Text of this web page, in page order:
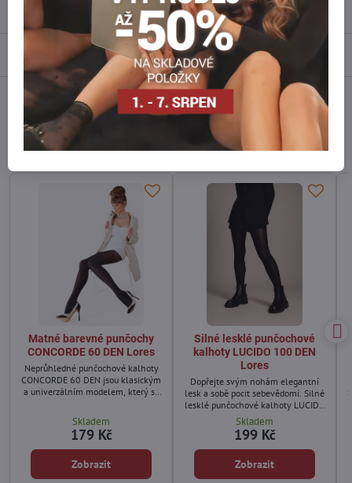
Recenze
Diskuse 0
FacebookTwitterBlueskyPinterestReddit LinkedIn WhatsApp
Alternativní produkty
Matné barevné punčochy
CONCORDE 60 DEN Lores
Neprůhledné punčochové kalhoty
CONCORDE 60 DEN jsou klasickým
a univerzálním modelem, který se
jednoduchých každodenních
kombinací až po elegantní
příležitosti.
Skladem
179 Kč
Zobrazit
Silné lesklé punčochové
kalhoty LUCIDO 100 DEN
Lores
Dopřejte svým nohám elegantní
lesk a sobě pocit sebevědomí. Silné
lesklé punčochové kalhoty LUCIDO
100 DEN od značky Lores jsou
stvořené pro ženy, které chtějí
vypadat stylově i během
chladnějších dnů. Jemně lesklý
povrch nádherně odráží světlo,
opticky zeštíhluje nohy a dodává
Skladem
199 Kč
Zobrazit